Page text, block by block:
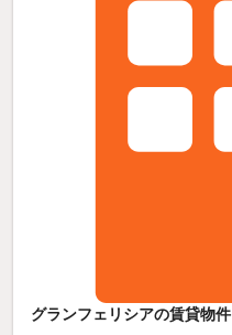
グランフェリシアの賃貸物件